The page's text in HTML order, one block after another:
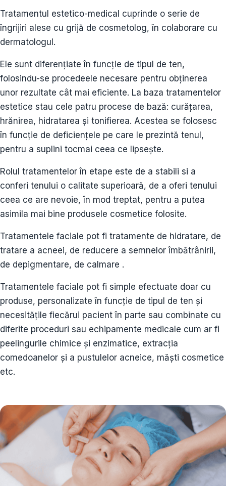
Tratamentul estetico-medical cuprinde o serie de
îngrijiri alese cu grijă de cosmetolog, în colaborare cu
dermatologul.
Ele sunt diferențiate în funcție de tipul de ten,
folosindu-se procedeele necesare pentru obținerea
unor rezultate cât mai eficiente. La baza tratamentelor
estetice stau cele patru procese de bază: curățarea,
hrănirea, hidratarea și tonifierea. Acestea se folosesc
în funcție de deficiențele pe care le prezintă tenul,
pentru a suplini tocmai ceea ce lipsește.
Rolul tratamentelor în etape este de a stabili si a
conferi tenului o calitate superioară, de a oferi tenului
ceea ce are nevoie, în mod treptat, pentru a putea
asimila mai bine produsele cosmetice folosite.
Tratamentele faciale pot fi tratamente de hidratare, de
tratare a acneei, de reducere a semnelor îmbătrânirii,
de depigmentare, de calmare .
Tratamentele faciale pot fi simple efectuate doar cu
produse, personalizate în funcție de tipul de ten și
necesitățile fiecărui pacient în parte sau combinate cu
diferite proceduri sau echipamente medicale cum ar fi
peelingurile chimice și enzimatice, extracția
comedoanelor și a pustulelor acneice, măști cosmetice
etc.